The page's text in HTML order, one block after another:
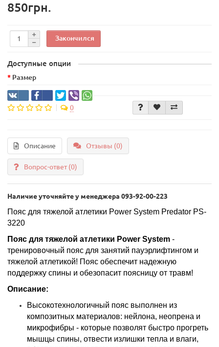
850грн.
Закончился
Доступные опции
Размер
0
Описание Отзывы (0)
Вопрос-ответ(0)
Наличие уточняйте у менеджера 093-92-00-223
Пояс для тяжелой атлетики Power System Predator PS-
3220
Пояс для тяжелой атлетики Power System -
тренировочный пояс для занятий пауэрлифтингом и
тяжелой атлетикой! Пояс обеспечит надежную
поддержку спины и обезопасит поясницу от травм!
Описание:
Высокотехнологичный пояс выполнен из
композитных материалов: нейлона, неопрена и
микрофибры - которые позволят быстро прогреть
мышцы спины, отвести излишки тепла и влаги,